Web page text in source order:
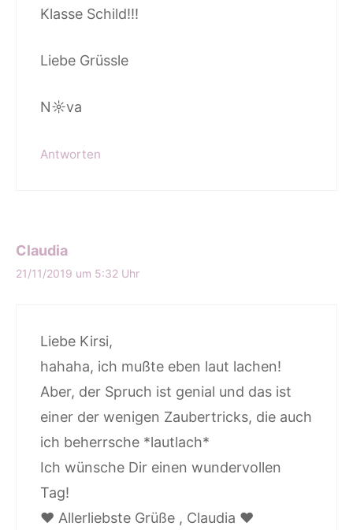
Klasse Schild!!!
Liebe Grüssle
N☼va
Antworten
Claudia
21/11/2019 um 5:32 Uhr
Liebe Kirsi,
hahaha, ich mußte eben laut lachen!
Aber, der Spruch ist genial und das ist
einer der wenigen Zaubertricks, die auch
ich beherrsche *lautlach*
Ich wünsche Dir einen wundervollen
Tag!
♥️ Allerliebste Grüße , Claudia ♥️